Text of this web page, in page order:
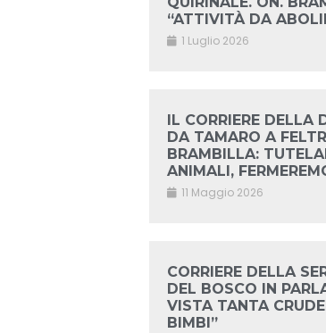
“ATTIVITÀ DA
1 Luglio 2026
IL CORRIERE DELLA
DA TAMARO A
BRAMBILLA:
ANIMALI,
11 Maggio 2026
CORRIERE DELLA
DEL BOSCO IN
VISTA TANTA
BIMBI”